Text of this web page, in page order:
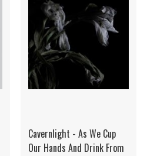
Cavernlight - As We Cup
Our Hands And Drink From